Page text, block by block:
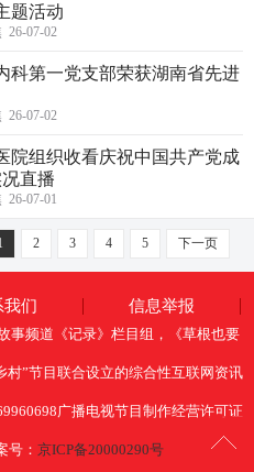
题活动
26-07-02
科第一党支部荣获湖南省先进
26-07-02
院组织收看庆祝中国共产党成
直播
07-01
2 3 4 5 下一页
我们 信息举报
事频道《记录》栏目组，《草根也要
村”节目联合设立的综合性互联网资讯
广播电视节目制作经营许可证
号： 京ICP备20000290号